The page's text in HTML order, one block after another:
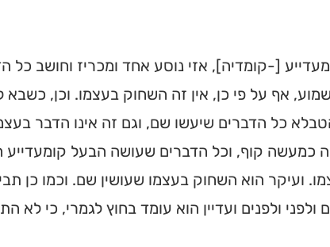
[-קומדיה], אזי נוסע אחד ומכריז וחושב כל
אף על פי כן, אין זה השחוק בעצמו. וכן,
כל הדברים שיעשו שם, וגם זה אינו הדבר
כמעשה קוף, וכל הדברים שעושה הבעל קומעדייע
ועיקר הוא השחוק בעצמו שעושין שם. וכמו כן
ולפנים ועדיין הוא עומד בחוץ לגמרי, כי לא